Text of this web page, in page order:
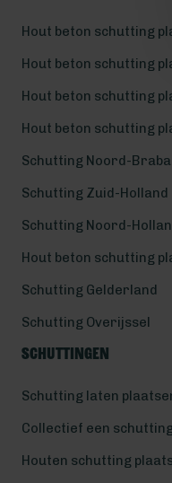
Hout beton schutting
Hout beton schutting
Hout beton schutting
Hout beton schutting
Schutting Noord-
Schutting Zuid-Holland
Schutting Noord-
Hout beton schutting
Schutting Gelderland
Schutting Overijssel
Schuttingen
Schutting laten
Collectief een
Houten schutting